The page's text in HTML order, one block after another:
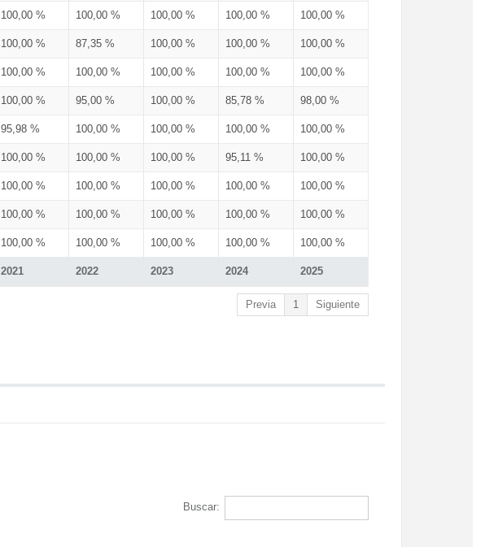
2021 2022 2023 2024 2025
100,00 % 100,00 % 100,00 % 100,00 % 100,00 %
100,00 % 87,35 % 100,00 % 100,00 % 100,00 %
100,00 % 100,00 % 100,00 % 100,00 % 100,00 %
100,00 % 95,00 % 100,00 % 85,78 % 98,00 %
95,98 % 100,00 % 100,00 % 100,00 % 100,00 %
100,00 % 100,00 % 100,00 % 95,11 % 100,00 %
100,00 % 100,00 % 100,00 % 100,00 % 100,00 %
100,00 % 100,00 % 100,00 % 100,00 % 100,00 %
100,00 % 100,00 % 100,00 % 100,00 % 100,00 %
Previa 1 Siguiente
Buscar: